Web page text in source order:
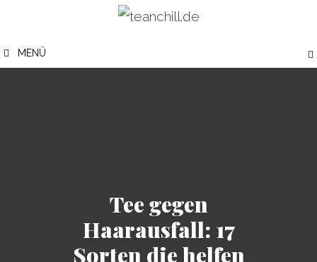
springen
MENÜ
Tee gegen
Haarausfall: 17
Sorten die helfen